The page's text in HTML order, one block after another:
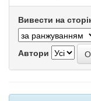
Вивести на
Автори